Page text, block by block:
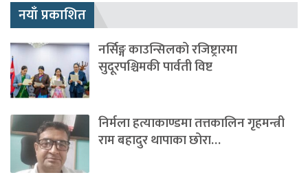
नयाँ प्रकाशित
नर्सिङ्ग काउन्सिलको रजिष्ट्रारमा
सुदूरपश्चिमकी पार्वती विष्ट
निर्मला हत्याकाण्डमा तत्तकालिन गृहमन्त्री
राम बहादुर थापाका छोरा…